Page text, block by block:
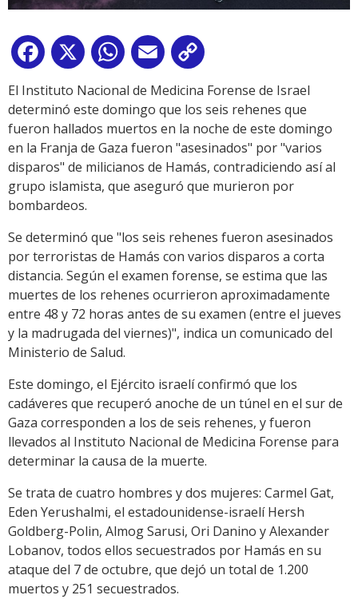
Facebook
X WhatsApp
Email
Link
El Instituto Nacional de Medicina Forense de Israel
determinó este domingo que los seis rehenes que
fueron hallados muertos en la noche de este domingo
en la Franja de Gaza fueron "asesinados" por "varios
disparos" de milicianos de Hamás, contradiciendo así al
grupo islamista, que aseguró que murieron por
bombardeos.
Se determinó que "los seis rehenes fueron asesinados
por terroristas de Hamás con varios disparos a corta
distancia. Según el examen forense, se estima que las
muertes de los rehenes ocurrieron aproximadamente
entre 48 y 72 horas antes de su examen (entre el jueves
y la madrugada del viernes)", indica un comunicado del
Ministerio de Salud.
Este domingo, el Ejército israelí confirmó que los
cadáveres que recuperó anoche de un túnel en el sur de
Gaza corresponden a los de seis rehenes, y fueron
llevados al Instituto Nacional de Medicina Forense para
determinar la causa de la muerte.
Se trata de cuatro hombres y dos mujeres: Carmel Gat,
Eden Yerushalmi, el estadounidense-israelí Hersh
Goldberg-Polin, Almog Sarusi, Ori Danino y Alexander
Lobanov, todos ellos secuestrados por Hamás en su
ataque del 7 de octubre, que dejó un total de 1.200
muertos y 251 secuestrados.